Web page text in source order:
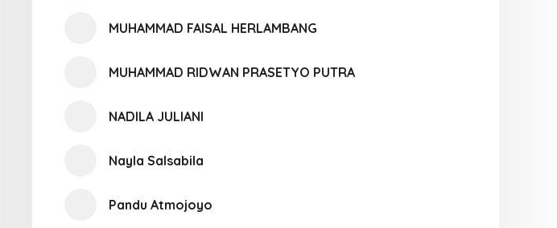
MUHAMMAD FAISAL HERLAMBANG
MUHAMMAD RIDWAN PRASETYO PUTRA
NADILA JULIANI
Nayla Salsabila
Pandu Atmojoyo